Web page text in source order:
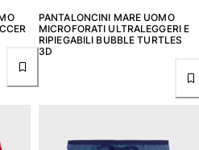
PANTALONCINI MARE UOMO
MICROFORATI ULTRALEGGERI E
RIPIEGABILI BUBBLE TURTLES
3D